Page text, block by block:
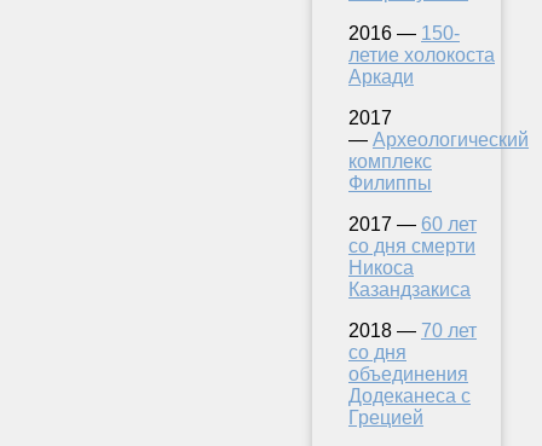
2016 — 150-
летие холокоста
Аркади
2017
— Археологический
комплекс
Филиппы
2017 — 60 лет
со дня смерти
Никоса
Казандзакиса
2018 — 70 лет
со дня
объединения
Додеканеса с
Грецией